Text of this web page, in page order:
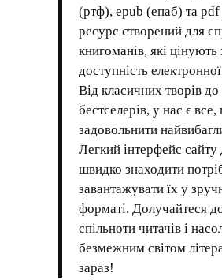
(ртф), epub (епаб) та
ресурс створений для
книгоманів, які цінують
доступність
Від класичних творів
бестселерів, у нас є
задовольнити
Легкий інтерфейс сайту
швидко знаходити
завантажувати їх у
форматі. Долучайтеся
спільноти читачів і
безмежним світом
зараз!